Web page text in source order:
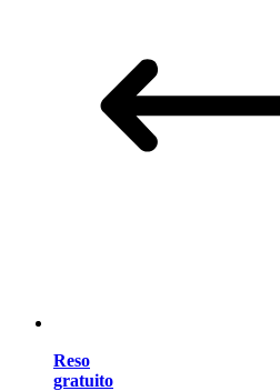
Reso
gratuito